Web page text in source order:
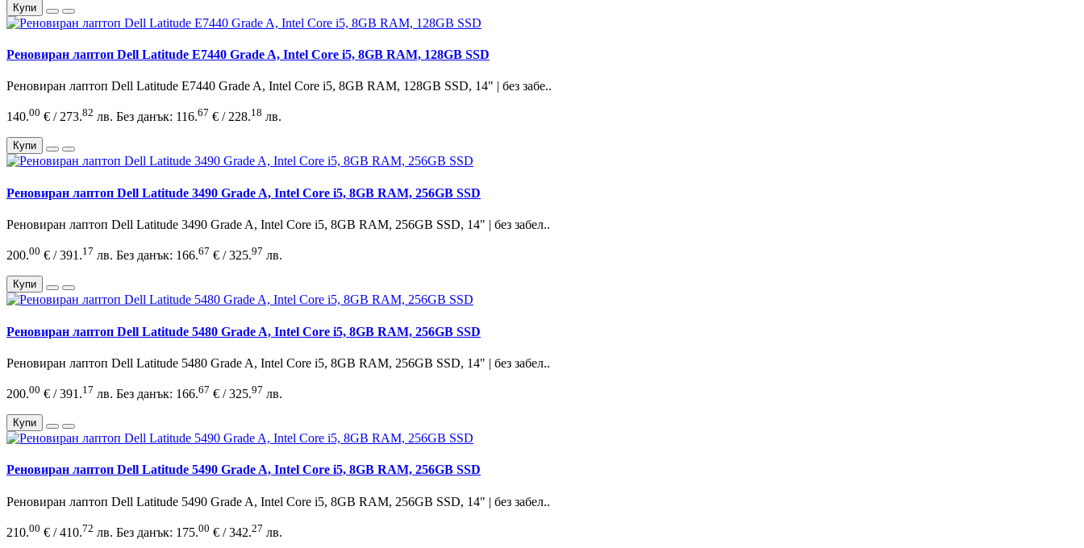
Купи
Реновиран лаптоп Dell Latitude E7440 Grade A, Intel Core i5, 8GB RAM, 128GB SSD
Реновиран лаптоп Dell Latitude E7440 Grade A, Intel Core i5, 8GB RAM, 128GB SSD, 14" | без забе..
140.00 € / 273.82 лв. Без данък: 116.67 € / 228.18 лв.
Купи
Реновиран лаптоп Dell Latitude 3490 Grade A, Intel Core i5, 8GB RAM, 256GB SSD
Реновиран лаптоп Dell Latitude 3490 Grade A, Intel Core i5, 8GB RAM, 256GB SSD, 14" | без забел..
200.00 € / 391.17 лв. Без данък: 166.67 € / 325.97 лв.
Купи
Реновиран лаптоп Dell Latitude 5480 Grade A, Intel Core i5, 8GB RAM, 256GB SSD
Реновиран лаптоп Dell Latitude 5480 Grade A, Intel Core i5, 8GB RAM, 256GB SSD, 14" | без забел..
200.00 € / 391.17 лв. Без данък: 166.67 € / 325.97 лв.
Купи
Реновиран лаптоп Dell Latitude 5490 Grade A, Intel Core i5, 8GB RAM, 256GB SSD
Реновиран лаптоп Dell Latitude 5490 Grade A, Intel Core i5, 8GB RAM, 256GB SSD, 14" | без забел..
210.00 € / 410.72 лв. Без данък: 175.00 € / 342.27 лв.